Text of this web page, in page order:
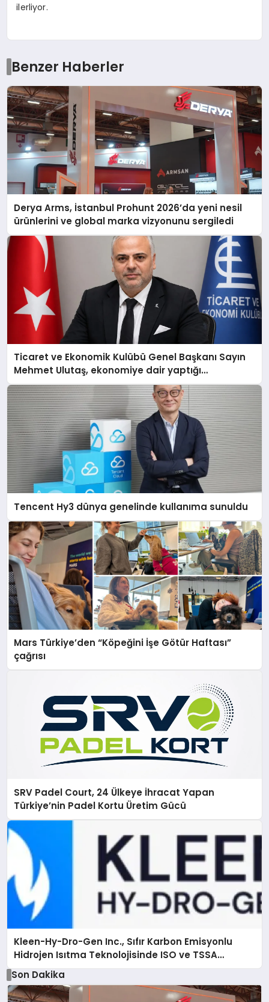
ilerliyor.
Benzer Haberler
Derya Arms, İstanbul Prohunt 2026’da yeni nesil
ürünlerini ve global marka vizyonunu sergiledi
Ticaret ve Ekonomik Kulübü Genel Başkanı Sayın
Mehmet Ulutaş, ekonomiye dair yaptığı
açıklamada şunları kaydetti:
Tencent Hy3 dünya genelinde kullanıma sunuldu
Mars Türkiye’den “Köpeğini İşe Götür Haftası”
çağrısı
SRV Padel Court, 24 Ülkeye İhracat Yapan
Türkiye’nin Padel Kortu Üretim Gücü
Kleen-Hy-Dro-Gen Inc., Sıfır Karbon Emisyonlu
Hidrojen Isıtma Teknolojisinde ISO ve TSSA
Düzenleyici Onaylarını Aldı
Son Dakika